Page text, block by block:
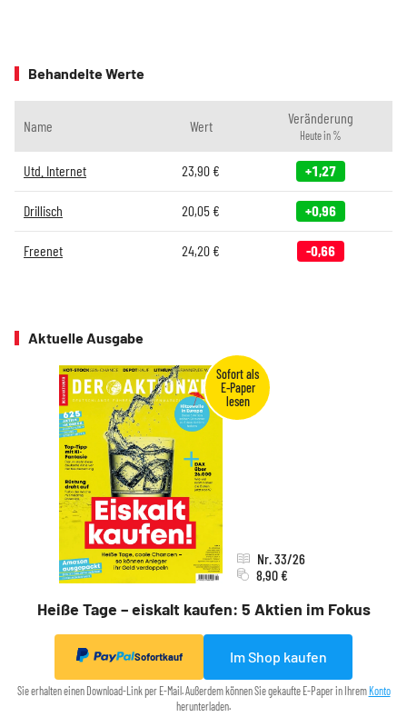
Behandelte Werte
Name Wert Veränderung
Heute in %
Utd. Internet 23,90 € +1,27
Drillisch 20,05 € +0,96
Freenet 24,20 € -0,66
Aktuelle Ausgabe
Heiße Tage – eiskalt kaufen: 5 Aktien im Fokus
Nr. 33/26
8,90 €
Sofortkauf Im Shop kaufen
Sie erhalten einen Download-Link per E-Mail. Außerdem können Sie gekaufte E-Paper in Ihrem Konto
herunterladen.